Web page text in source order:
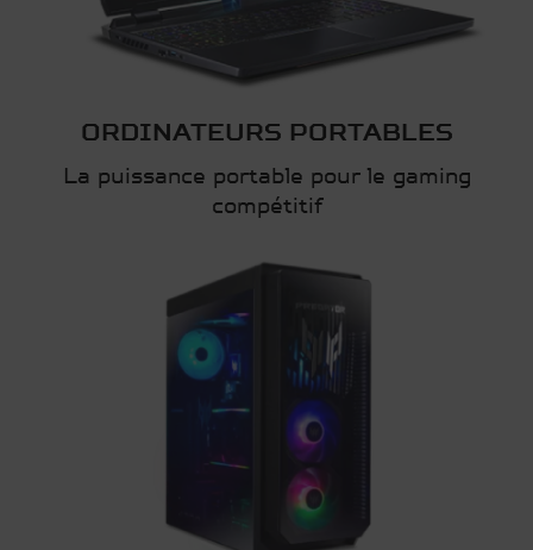
ORDINATEURS PORTABLES
La puissance portable pour le gaming
compétitif